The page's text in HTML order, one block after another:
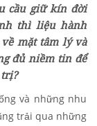
cầu giữ kín đời
thì liệu hành
mặt tâm lý và
đủ niềm tin để
và những nhu
trải qua những